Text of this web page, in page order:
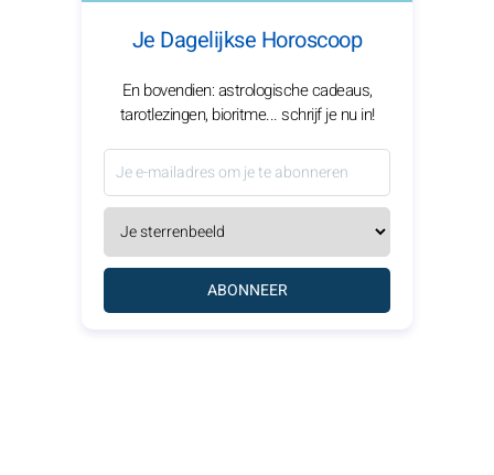
Je Dagelijkse Horoscoop
En bovendien: astrologische cadeaus,
tarotlezingen, bioritme... schrijf je nu in!
ABONNEER